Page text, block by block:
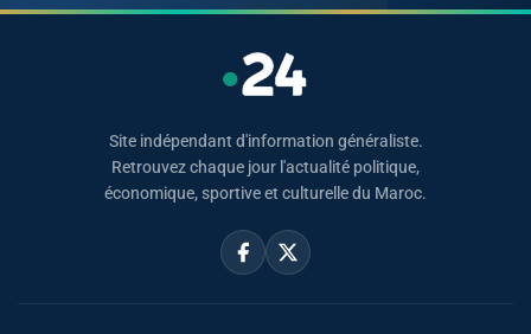
Site indépendant d'information généraliste.
Retrouvez chaque jour l'actualité politique,
économique, sportive et culturelle du Maroc.